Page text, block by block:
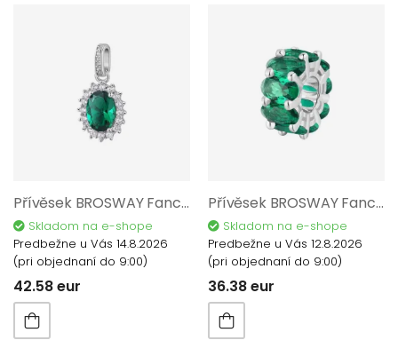
Přívěsek BROSWAY Fancy Life Green AG 925/1000 FLG12
Skladom na e-shope
Predbežne u Vás 14.8.2026
(pri objednaní do 9:00)
42.58 eur
Přívěsek BROSWAY Fancy Life AG 925/1000 FLG01
Skladom na e-shope
Predbežne u Vás 12.8.2026
(pri objednaní do 9:00)
36.38 eur